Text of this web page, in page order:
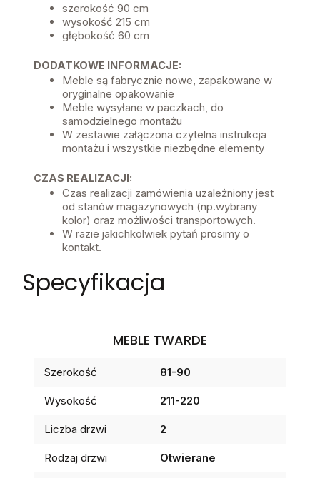
szerokość 90 cm
wysokość 215 cm
głębokość 60 cm
DODATKOWE INFORMACJE:
Meble są fabrycznie nowe, zapakowane w
oryginalne opakowanie
Meble wysyłane w paczkach, do
samodzielnego montażu
W zestawie załączona czytelna instrukcja
montażu i wszystkie niezbędne elementy
CZAS REALIZACJI:
Czas realizacji zamówienia uzależniony jest
od stanów magazynowych (np.wybrany
kolor) oraz możliwości transportowych.
W razie jakichkolwiek pytań prosimy o
kontakt.
Specyfikacja
MEBLE TWARDE
Szerokość 81-90
Wysokość 211-220
Liczba drzwi 2
Rodzaj drzwi Otwierane